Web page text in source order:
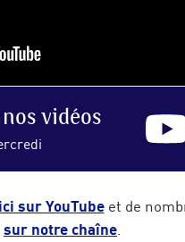
nos vidéos
ici sur YouTubeet de
sur notre chaîne